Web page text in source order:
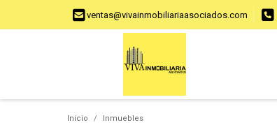
ventas@vivainmobiliariaasociados.com
Inicio Inmuebles